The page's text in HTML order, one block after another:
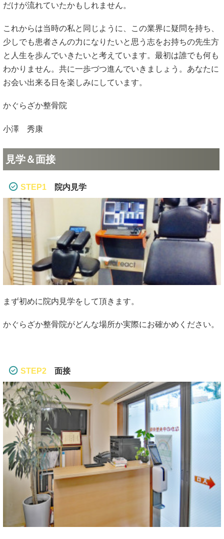
だけが流れていたかもしれません。
これからは当時の私と同じように、この業界に疑問を持ち、
少しでも患者さんの力になりたいと思う志をお持ちの先生方
と人生を歩んでいきたいと考えています。最初は誰でも何も
わかりません。共に一歩づつ進んでいきましょう。あなたに
お会い出来る日を楽しみにしています。
かぐらざか整骨院
小澤 秀康
見学＆面接
STEP1 院内見学
まず初めに院内見学をして頂きます。
かぐらざか整骨院がどんな場所か実際にお確かめください。
STEP2 面接